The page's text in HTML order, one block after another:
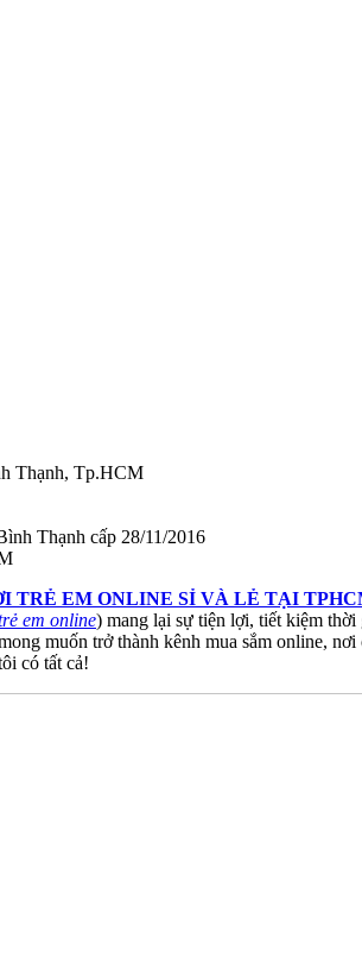
Thạnh, Tp.HCM
Thạnh cấp 28/11/2016
TRẺ EM ONLINE SỈ VÀ LẺ TẠI
em online) mang lại sự tiện lợi, tiết kiệm
muốn trở thành kênh mua sắm online, nơi
có tất cả!